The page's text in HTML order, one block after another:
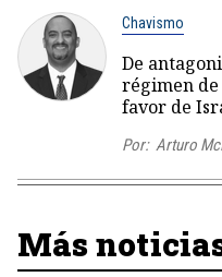
Chavismo
De
régimen
favor de
Por: Arturo
Más